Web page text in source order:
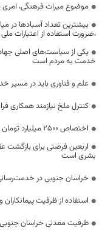
موضوع میراث فرهنگی،
بیشترین تعداد آسبادها در
،ضرورت استفاده از اعتبارات
یکی از سیاست‌های اصلی
خدمت به مردم است
علم و فناوری باید در مسیر
کنترل ملخ نیازمند همکاری
اختصاص 2500 میلیارد تومان برای توسعه راه‌های دوبانده خراسان جنوبی
اربعین فرصتی برای
بشری است
خراسان جنوبی در
استفاده از ظرفیت
ظرفیت معدنی خراسان